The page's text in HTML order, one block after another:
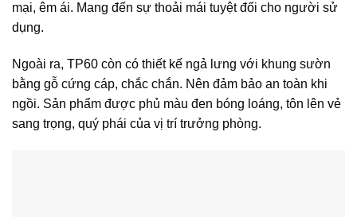
mại, êm ái. Mang đến sự thoải mái tuyệt đối cho người sử
dụng.
Ngoài ra, TP60 còn có thiết kế ngả lưng với khung sườn
bằng gỗ cứng cáp, chắc chắn. Nên đảm bảo an toàn khi
ngồi. Sản phẩm được phủ màu đen bóng loáng, tôn lên vẻ
sang trọng, quý phái của vị trí trưởng phòng.